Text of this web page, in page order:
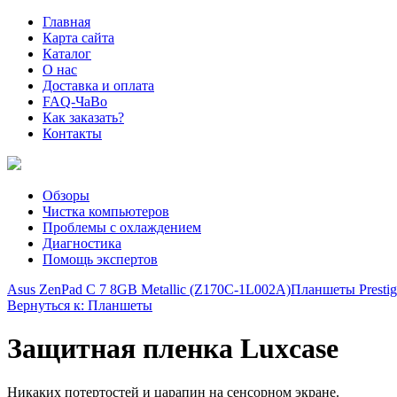
Главная
Карта сайта
Каталог
О нас
Доставка и оплата
FAQ-ЧаВо
Как заказать?
Контакты
Обзоры
Чистка компьютеров
Проблемы с охлаждением
Диагностика
Помощь экспертов
Asus ZenPad C 7 8GB Metallic (Z170C-1L002A)Планшеты
Вернуться к: Планшеты
Защитная пленка Luxcase
Никаких потертостей и царапин на сенсорном экране.